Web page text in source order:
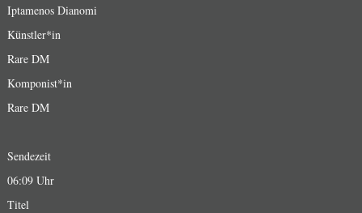
Iptamenos Dianomi
Künstler*in
Rare DM
Komponist*in
Rare DM
Sendezeit
06:09 Uhr
Titel